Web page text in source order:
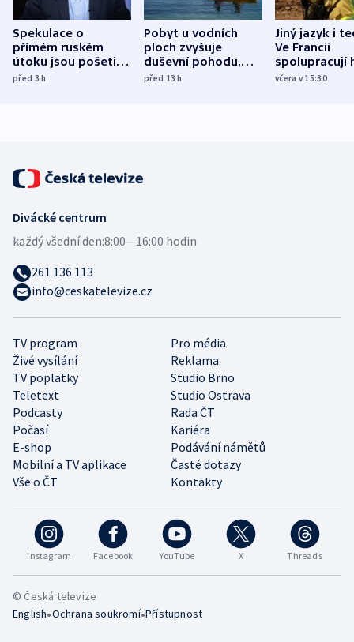
Spekulace o
přímém ruském
útoku jsou pošetilé,
míní estonský
před 3h
Pobyt u vodních
ploch zvyšuje
duševní pohodu,
ukázala
před 13h
Jiný jazyk i
Ve Francii
spolupracují
různých zemí
včera v 15:30
Instagram Facebook YouTube X Threads
TV program
Pro média
Živé vysílání
Reklama
TV poplatky
Studio Brno
Teletext
Studio Ostrava
Podcasty
Rada ČT
Počasí
Kariéra
E-shop
Podávání námětů
Mobilní a TV aplikace
Časté dotazy
Vše o ČT
Kontakty
Divácké centrum
každý všední den:8:00—16:00 hodin
261 136 113
info@ceskatelevize.cz
© Česká televize
English•Ochrana soukromí•Přístupnost